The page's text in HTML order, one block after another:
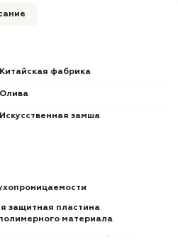
Китайская фабрика
Олива
Искусственная замша
защитная пластина
материала
износоустойчивая,